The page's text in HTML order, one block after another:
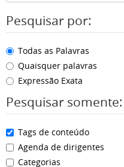
Pesquisar por:
Todas as Palavras
Quaisquer palavras
Expressão Exata
Pesquisar somente:
Tags de conteúdo
Agenda de dirigentes
Categorias